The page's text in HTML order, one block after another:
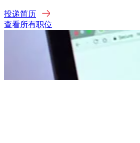
投递简历
查看所有职位